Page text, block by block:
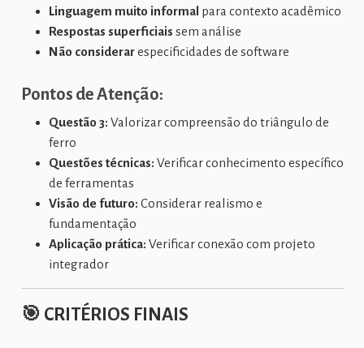
Linguagem muito informal para contexto acadêmico
Respostas superficiais sem análise
Não considerarespecificidades de software
Pontos de Atenção:
Questão 3: Valorizar compreensão do triângulo de
ferro
Questões técnicas: Verificar conhecimento específico
de ferramentas
Visão de futuro: Considerar realismo e
fundamentação
Aplicação prática: Verificar conexão com projeto
integrador
🎯 CRITÉRIOS FINAIS